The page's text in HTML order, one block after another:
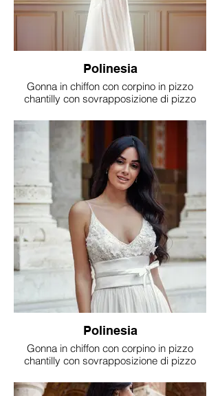
Polinesia
Gonna in chiffon con corpino in pizzo
chantilly con sovrapposizione di pizzo
Polinesia
Gonna in chiffon con corpino in pizzo
chantilly con sovrapposizione di pizzo